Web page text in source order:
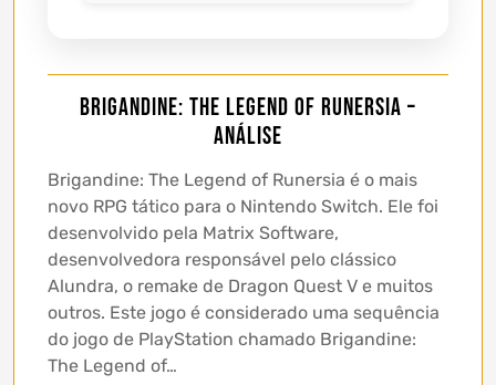
Brigandine: The Legend of Runersia –
Análise
Brigandine: The Legend of Runersia é o mais
novo RPG tático para o Nintendo Switch. Ele foi
desenvolvido pela Matrix Software,
desenvolvedora responsável pelo clássico
Alundra, o remake de Dragon Quest V e muitos
outros. Este jogo é considerado uma sequência
do jogo de PlayStation chamado Brigandine:
The Legend of…